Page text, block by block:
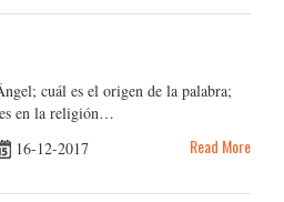
cuál es el origen de la palabra;
en la religión…
16-12-2017 Read More